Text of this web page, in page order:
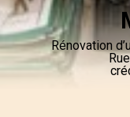
Rénovation